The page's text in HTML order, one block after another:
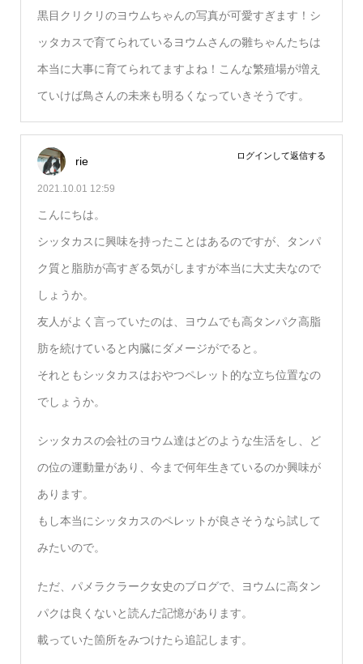
黒目クリクリのヨウムちゃんの写真が可愛すぎます！シ
ッタカスで育てられているヨウムさんの雛ちゃんたちは
本当に大事に育てられてますよね！こんな繁殖場が増え
ていけば鳥さんの未来も明るくなっていきそうです。
rie
2021.10.01 12:59
ログインして返信する
こんにちは。
シッタカスに興味を持ったことはあるのですが、タンパ
ク質と脂肪が高すぎる気がしますが本当に大丈夫なので
しょうか。
友人がよく言っていたのは、ヨウムでも高タンパク高脂
肪を続けていると内臓にダメージがでると。
それともシッタカスはおやつペレット的な立ち位置なの
でしょうか。
シッタカスの会社のヨウム達はどのような生活をし、ど
の位の運動量があり、今まで何年生きているのか興味が
あります。
もし本当にシッタカスのペレットが良さそうなら試して
みたいので。
ただ、パメラクラーク女史のブログで、ヨウムに高タン
パクは良くないと読んだ記憶があります。
載っていた箇所をみつけたら追記します。